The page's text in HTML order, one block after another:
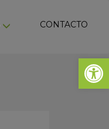
Abrir
CONTACTO